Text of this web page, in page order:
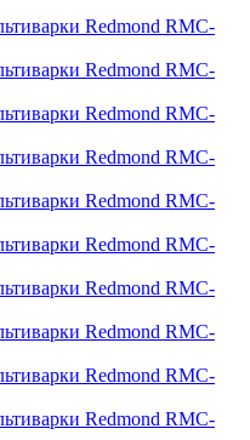
Redmond RMC-
Redmond RMC-
Redmond RMC-
Redmond RMC-
Redmond RMC-
Redmond RMC-
Redmond RMC-
Redmond RMC-
Redmond RMC-
Redmond RMC-